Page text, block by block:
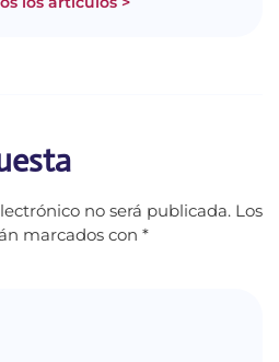
no será publicada. Los
marcados con *